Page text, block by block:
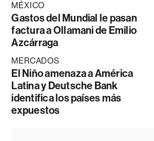
MÉXICO
Gastos del Mundial le pasan
factura a Ollamani de Emilio
Azcárraga
MERCADOS
El Niño amenaza a América
Latina y Deutsche Bank
identifica los países más
expuestos